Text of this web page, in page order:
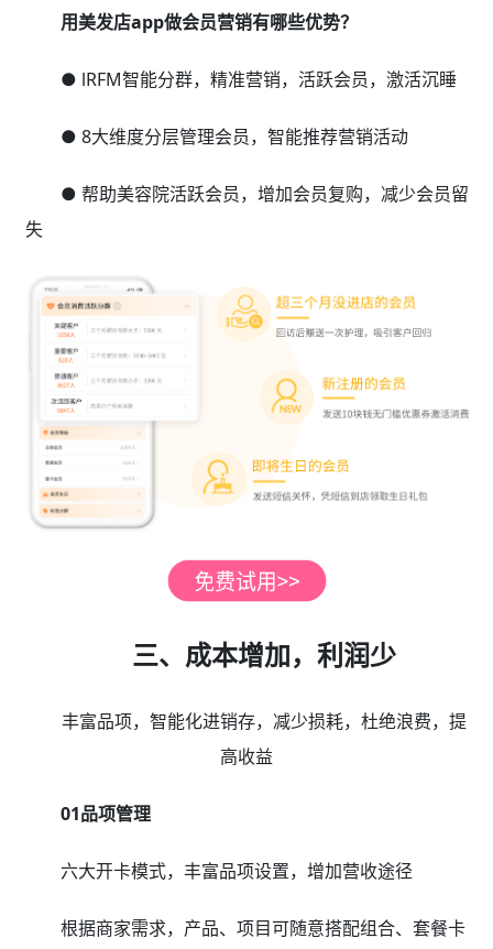
用美发店app做会员营销有哪些优势？
● lRFM智能分群，精准营销，活跃会员，激活沉睡
● 8大维度分层管理会员，智能推荐营销活动
● 帮助美容院活跃会员，增加会员复购，减少会员留
失
三、成本增加，利润少
丰富品项，智能化进销存，减少损耗，杜绝浪费，提
高收益
01品项管理
六大开卡模式，丰富品项设置，增加营收途径
根据商家需求，产品、项目可随意搭配组合、套餐卡